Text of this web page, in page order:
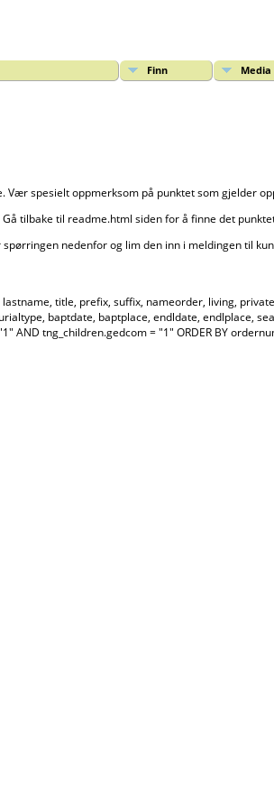
Finn Media
spesielt oppmerksom på punktet som gjelder
tilbake til readme.html siden for å finne det
nedenfor og lim den inn i meldingen til
title, prefix, suffix, nameorder, living,
baptdate, baptplace, endldate, endlplace,
AND tng_children.gedcom = "1" ORDER BY